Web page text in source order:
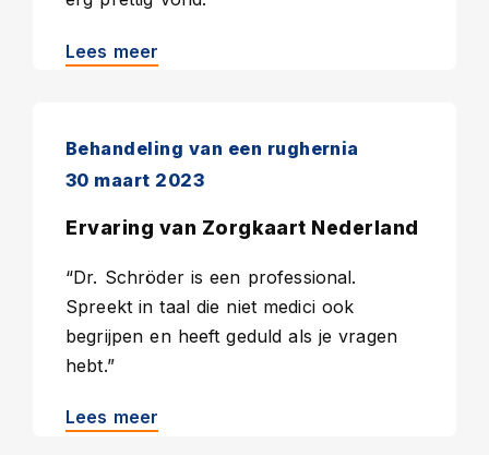
Lees meer
Behandeling van een rughernia
30 maart 2023
Ervaring van Zorgkaart Nederland
“Dr. Schröder is een professional.
Spreekt in taal die niet medici ook
begrijpen en heeft geduld als je vragen
hebt.”
Lees meer